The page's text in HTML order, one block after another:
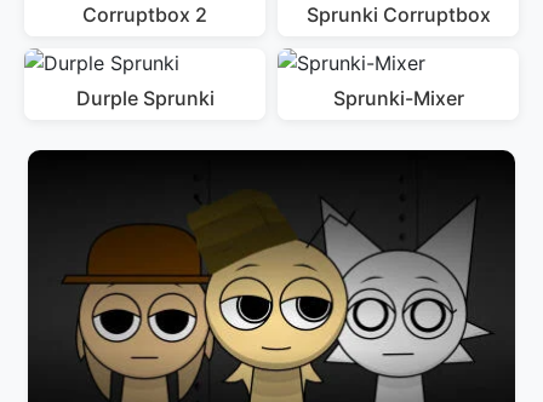
Corruptbox 2 Sprunki Corruptbox
Durple Sprunki Sprunki-Mixer